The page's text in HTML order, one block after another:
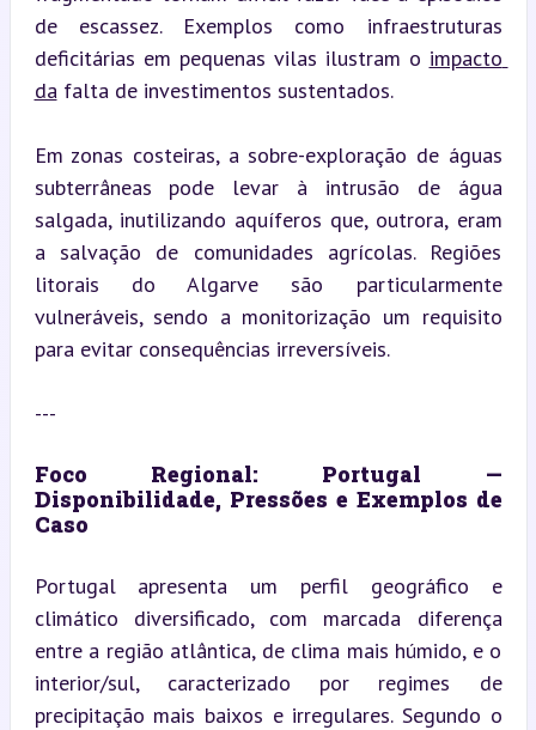
de escassez. Exemplos como infraestruturas
deficitárias em pequenas vilas ilustram o impacto
da falta de investimentos sustentados.
Em zonas costeiras, a sobre-exploração de águas
subterrâneas pode levar à intrusão de água
salgada, inutilizando aquíferos que, outrora, eram
a salvação de comunidades agrícolas. Regiões
litorais do Algarve são particularmente
vulneráveis, sendo a monitorização um requisito
para evitar consequências irreversíveis.
---
Foco Regional: Portugal —
Disponibilidade, Pressões e Exemplos de
Caso
Portugal apresenta um perfil geográfico e
climático diversificado, com marcada diferença
entre a região atlântica, de clima mais húmido, e o
interior/sul, caracterizado por regimes de
precipitação mais baixos e irregulares. Segundo o